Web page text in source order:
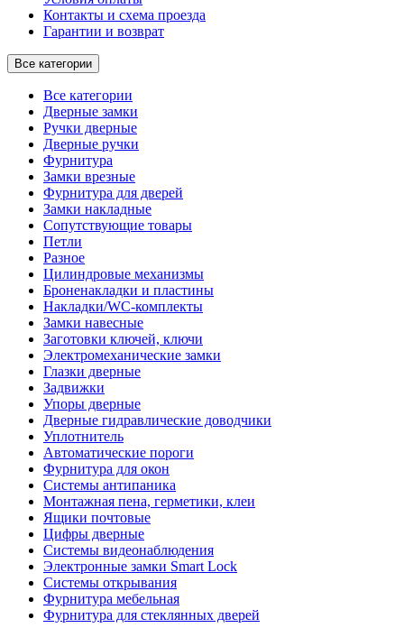
Контакты и схема проезда
Гарантии и возврат
Все категории
Все категории
Дверные замки
Ручки дверные
Дверные ручки
Фурнитура
Замки врезные
Фурнитура для дверей
Замки накладные
Сопутствующие товары
Петли
Разное
Цилиндровые механизмы
Броненакладки и пластины
Накладки/WC-комплекты
Замки навесные
Заготовки ключей, ключи
Электромеханические замки
Глазки дверные
Задвижки
Упоры дверные
Дверные гидравлические доводчики
Уплотнитель
Автоматические пороги
Фурнитура для окон
Системы антипаника
Монтажная пена, герметики, клеи
Ящики почтовые
Цифры дверные
Системы видеонаблюдения
Электронные замки Smart Lock
Системы открывания
Фурнитура мебельная
Фурнитура для стеклянных дверей